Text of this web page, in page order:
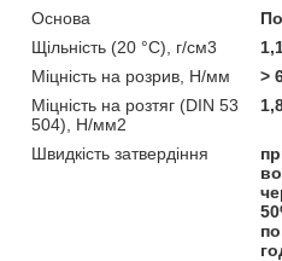
Основа
Щільність (20 °С), г/см3
Міцність на розрив, Н/мм
>
Міцність на розтяг (DIN 53
504), Н/мм2
Швидкість затвердіння